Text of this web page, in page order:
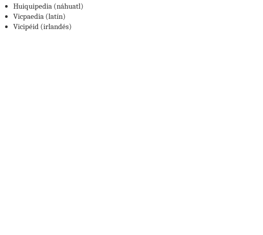
Huiquipedia (náhuatl)
Vicpaedia (latín)
Vicipéid (irlandés)